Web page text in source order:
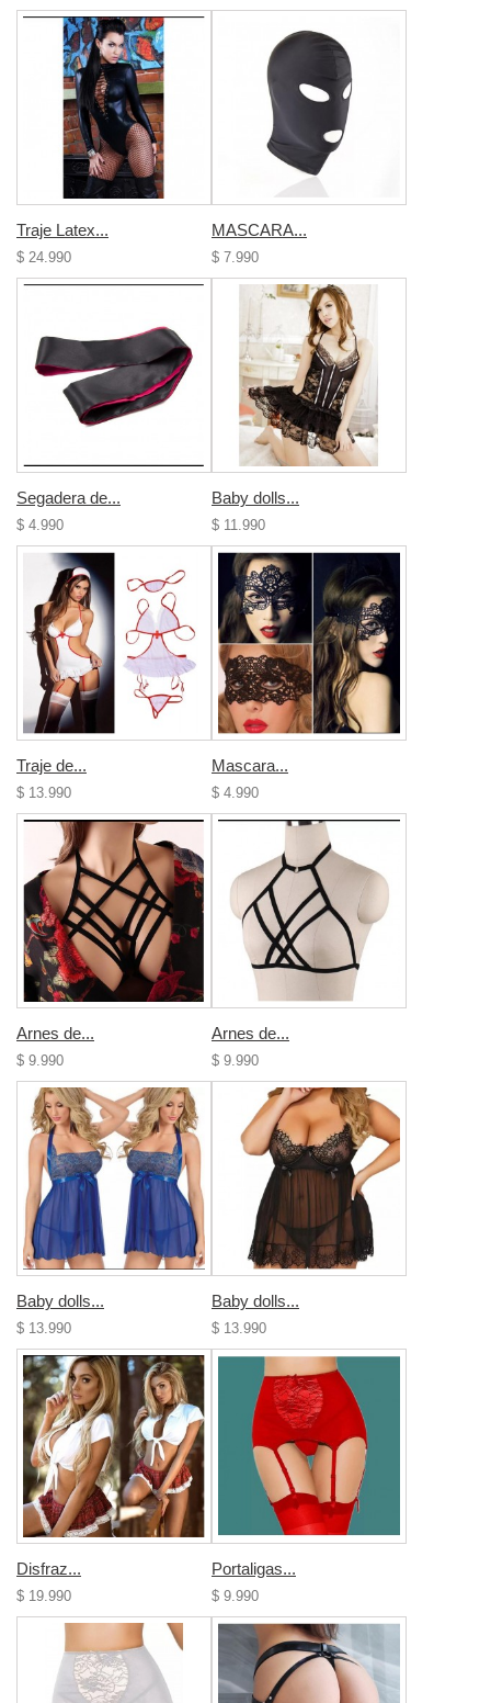
Traje Latex...
$ 24.990
MASCARA...
$ 7.990
Segadera de...
$ 4.990
Baby dolls...
$ 11.990
Traje de...
$ 13.990
Mascara...
$ 4.990
Arnes de...
$ 9.990
Arnes de...
$ 9.990
Baby dolls...
$ 13.990
Baby dolls...
$ 13.990
Disfraz...
$ 19.990
Portaligas...
$ 9.990